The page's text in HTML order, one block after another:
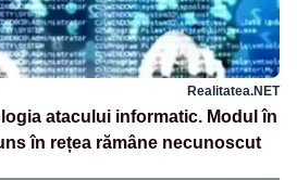
Realitatea.NET
atacului informatic. Modul în
în rețea rămâne necunoscut